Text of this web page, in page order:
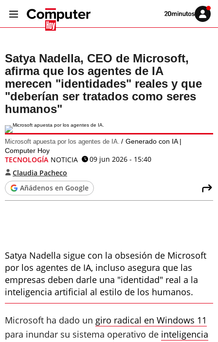
Volver
Iniciar
sesión
Satya Nadella, CEO de Microsoft,
afirma que los agentes de IA
merecen "identidades" reales y que
"deberían ser tratados como seres
humanos"
Microsoft apuesta por los agentes de IA.
Generado con IA |
Computer Hoy
TECNOLOGÍA NOTICIA
09 jun 2026 - 15:40
Claudia Pacheco
Añádenos en Google
Satya Nadella sigue con la obsesión de Microsoft
por los agentes de IA, incluso asegura que las
empresas deben darle una "identidad" real a la
inteligencia artificial al estilo de los humanos.
Microsoft ha dado un giro radical en Windows 11
para inundar su sistema operativo de inteligencia